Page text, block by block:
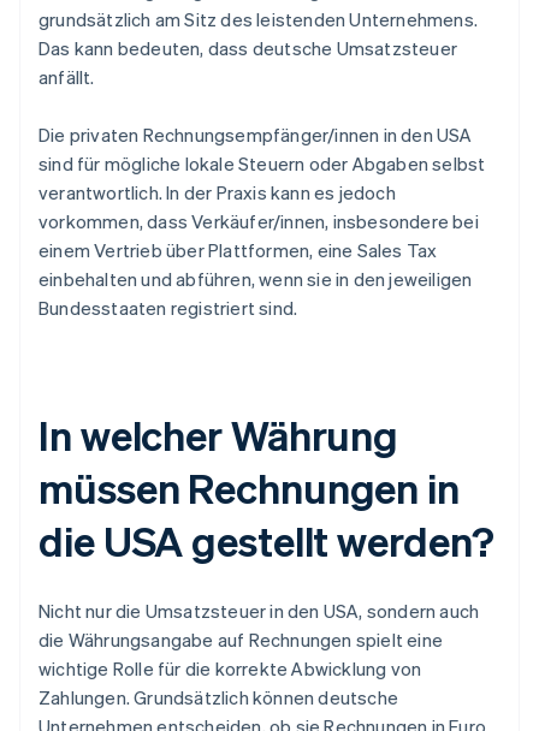
grundsätzlich am Sitz des leistenden Unternehmens.
Das kann bedeuten, dass deutsche Umsatzsteuer
anfällt.
Die privaten Rechnungsempfänger/innen in den USA
sind für mögliche lokale Steuern oder Abgaben selbst
verantwortlich. In der Praxis kann es jedoch
vorkommen, dass Verkäufer/innen, insbesondere bei
einem Vertrieb über Plattformen, eine Sales Tax
einbehalten und abführen, wenn sie in den jeweiligen
Bundesstaaten registriert sind.
In welcher Währung
müssen Rechnungen in
die USA gestellt werden?
Nicht nur die Umsatzsteuer in den USA, sondern auch
die Währungsangabe auf Rechnungen spielt eine
wichtige Rolle für die korrekte Abwicklung von
Zahlungen. Grundsätzlich können deutsche